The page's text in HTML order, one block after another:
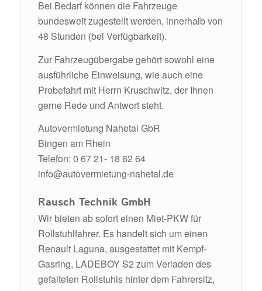
Bei Bedarf können die Fahrzeuge
bundesweit zugestellt werden, innerhalb von
48 Stunden (bei Verfügbarkeit).
Zur Fahrzeugübergabe gehört sowohl eine
ausführliche Einweisung, wie auch eine
Probefahrt mit Herrn Kruschwitz, der Ihnen
gerne Rede und Antwort steht.
Autovermietung Nahetal GbR
Bingen am Rhein
Telefon: 0 67 21- 18 62 64
info@autovermietung-nahetal.de
Rausch Technik GmbH
Wir bieten ab sofort einen Miet-PKW für
Rollstuhlfahrer. Es handelt sich um einen
Renault Laguna, ausgestattet mit Kempf-
Gasring, LADEBOY S2 zum Verladen des
gefalteten Rollstuhls hinter dem Fahrersitz,